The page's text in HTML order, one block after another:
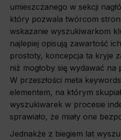
umieszczanego w sekcji
który pozwala twórcom
wskazanie wyszukiwarkom
najlepiej opisują zawartość
prostoty, koncepcja ta kryje
niż mogłoby się wydawać
W przeszłości meta
elementem, na którym
wyszukiwarek w procesie
sprawiało, że miały one
Jednakże z biegiem lat